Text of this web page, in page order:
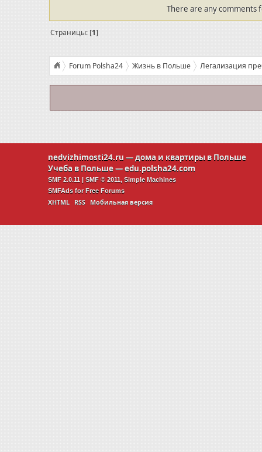
There are any comments
Страницы: [1]
Forum Polsha24 Жизнь в Польше
Легализация
Личный опыт: экзамен на получение сертификата знания
nedvizhimosti24.ru — дома и квартиры в Польше
Учеба в Польше —edu.polsha24.com
SMF 2.0.11 | SMF © 2011, Simple Machines
SMFAds for Free Forums
XHTML RSS Мобильная версия